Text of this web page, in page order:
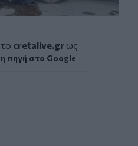
cretalive.gr ως
πηγή στο Google